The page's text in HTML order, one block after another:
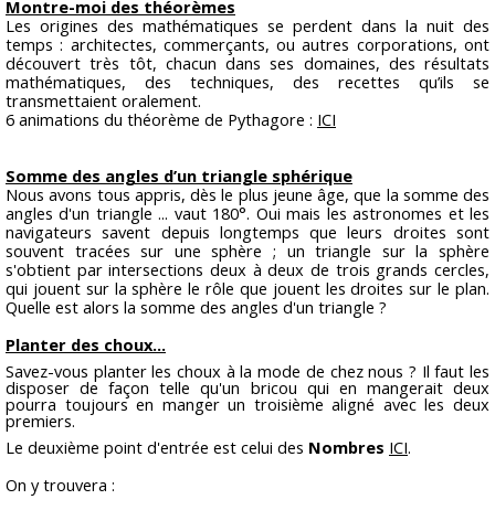
Montre-moi des théorèmes
Les origines des mathématiques se perdent dans la nuit des
temps : architectes, commerçants, ou autres corporations, ont
découvert très tôt, chacun dans ses domaines, des résultats
mathématiques, des techniques, des recettes qu’ils se
transmettaient oralement.
6 animations du théorème de Pythagore : ICI
Somme des angles d’un triangle sphérique
Nous avons tous appris, dès le plus jeune âge, que la somme des
angles d'un triangle ... vaut 180°. Oui mais les astronomes et les
navigateurs savent depuis longtemps que leurs droites sont
souvent tracées sur une sphère ; un triangle sur la sphère
s'obtient par intersections deux à deux de trois grands cercles,
qui jouent sur la sphère le rôle que jouent les droites sur le plan.
Quelle est alors la somme des angles d'un triangle ?
Planter des choux…
Savez-vous planter les choux à la mode de chez nous ? Il faut les
disposer de façon telle qu'un bricou qui en mangerait deux
pourra toujours en manger un troisième aligné avec les deux
premiers.
Le deuxième point d'entrée est celui des Nombres ICI.
On y trouvera :